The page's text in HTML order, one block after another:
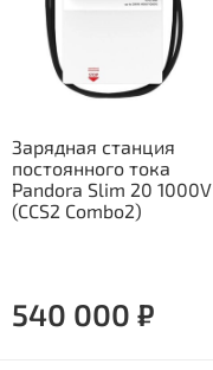
Зарядная станция
постоянного тока
Pandora Slim 20 1000V
(CCS2 Combo2)
540 000 ₽